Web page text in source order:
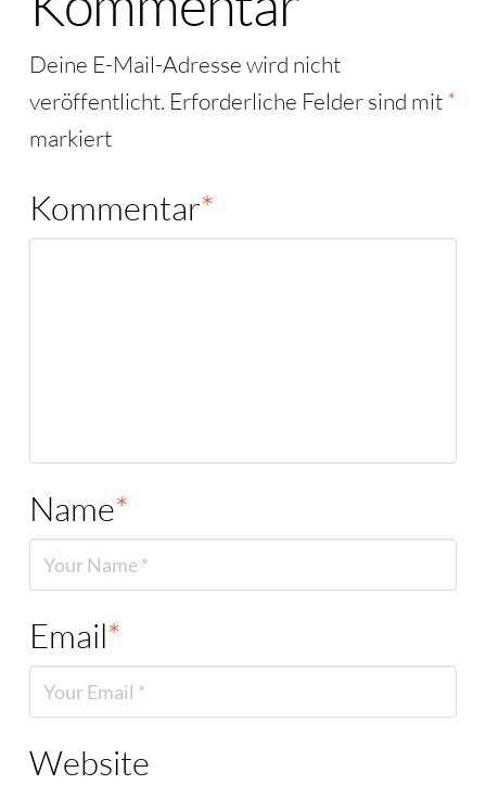
Deine E-Mail-Adresse wird nicht
veröffentlicht. Erforderliche Felder sind mit*
markiert
Kommentar*
Name*
Email*
Website